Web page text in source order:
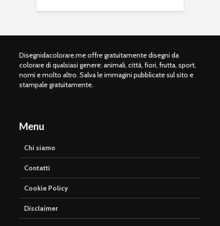
Disegnidacolorare.me offre gratuitamente disegni da
colorare di qualsiasi genere: animali, città, fiori, frutta, sport,
nomi e molto altro. Salva le immagini pubblicate sul sito e
stampale gratuitamente.
Menu
Chi siamo
Contatti
Cookie Policy
Disclaimer